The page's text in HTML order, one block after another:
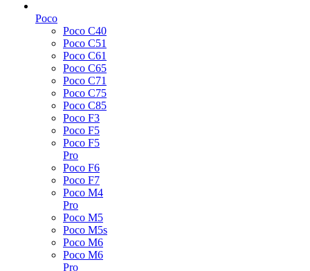
Poco
Poco C40
Poco C51
Poco C61
Poco C65
Poco C71
Poco C75
Poco C85
Poco F3
Poco F5
Poco F5
Pro
Poco F6
Poco F7
Poco M4
Pro
Poco M5
Poco M5s
Poco M6
Poco M6
Pro